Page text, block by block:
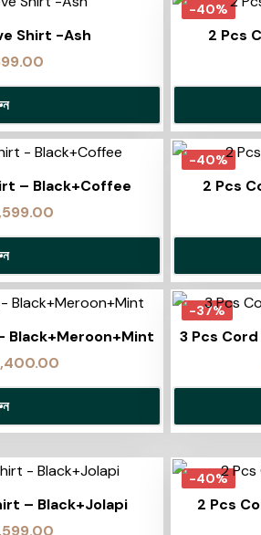
Shirt -Ash
-40%
2 Pcs
– Black+Coffee
-40%
2 Pcs
Black+Meroon+Mint
-37%
3 Pcs
– Black+Jolapi
-40%
2 Pcs